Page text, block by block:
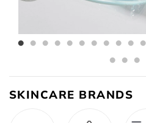
SKINCARE BRANDS